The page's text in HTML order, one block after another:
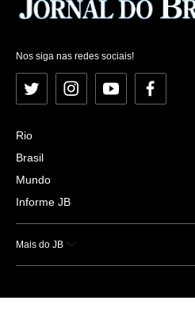
Nos siga nas redes sociais!
Twitter InstagramYouTubeFacebook
Rio
Brasil
Mundo
Informe JB
Mais do JB
Esportes